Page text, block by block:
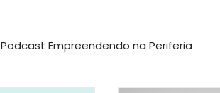
Podcast Empreendendo na Periferia